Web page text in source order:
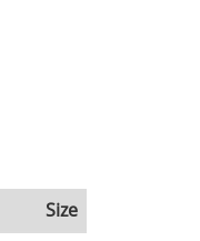
Size